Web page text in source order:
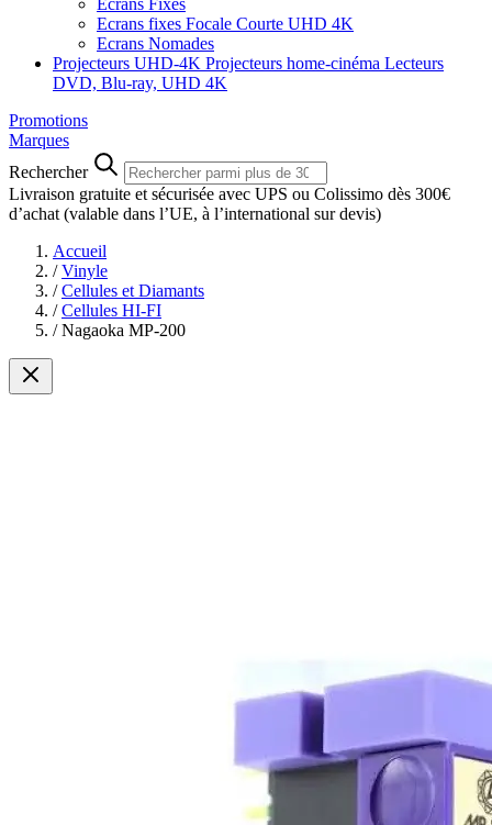
Ecrans Fixes
Ecrans fixes Focale Courte UHD 4K
Ecrans Nomades
Projecteurs UHD-4K Projecteurs home-cinéma Lecteurs
DVD, Blu-ray, UHD 4K
Promotions
Marques
Rechercher
Livraison gratuite et sécurisée avec UPS ou Colissimo dès 300€
d’achat (valable dans l’UE, à l’international sur devis)
Accueil
/ Vinyle
/ Cellules et Diamants
/ Cellules HI-FI
/ Nagaoka MP-200